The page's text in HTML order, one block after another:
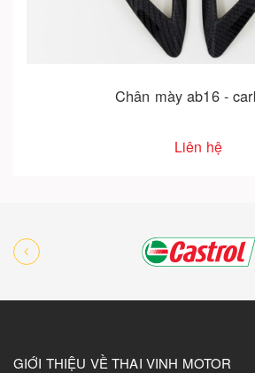
Mỏ ab16- carbon
Liên hệ
GIỚI THIỆU VỀ THAI VINH MOTOR